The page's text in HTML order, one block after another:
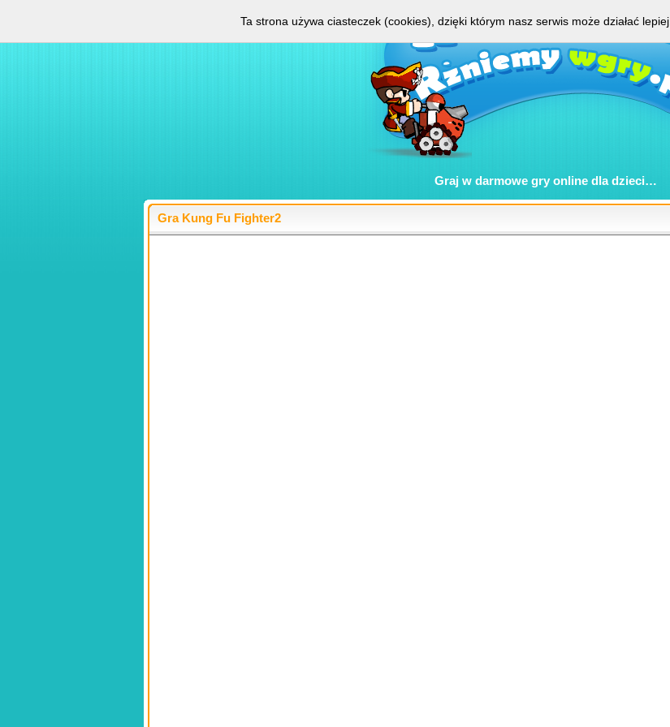
Graj w darmowe gry online dla dzieci…
Gra Kung Fu Fighter2
Ta strona używa ciasteczek (cookies), dzięki którym nasz serwis może działać lepiej.